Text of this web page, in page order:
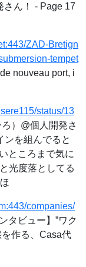
ん！ - Page 17
ZAD-Bretign
tempet
nouveau port, i
status/13
）@個人開発さ
ンを組んでると
ところまで気に
光度落としてる
companies/
タビュー】”ワク
作る、Casa代